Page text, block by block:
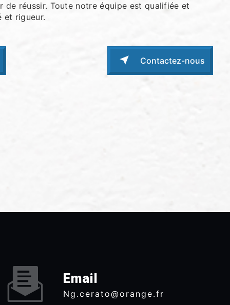
de réussir. Toute notre équipe est qualifiée et
et rigueur.
Contactez-nous
Email
ng.cerato@orange.fr